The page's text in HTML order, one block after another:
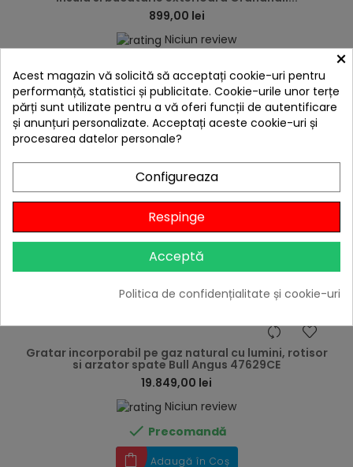
899,00 lei
Niciun review
Adaugă în Coș
Gratar incorporabil pe gaz natural cu lumini, rotisor
si arzator spate Bull Angus 47629CE
19.849,00 lei
Niciun review
 Precomandă
Adaugă în Coș
×
Acest magazin vă solicită să acceptați cookie-uri pentru
performanță, statistici și publicitate. Cookie-urile unor terțe
părți sunt utilizate pentru a vă oferi funcții de autentificare
și anunțuri personalizate. Acceptați aceste cookie-uri și
procesarea datelor personale?
Configureaza
Respinge
Acceptă
Politica de confidențialitate și cookie-uri